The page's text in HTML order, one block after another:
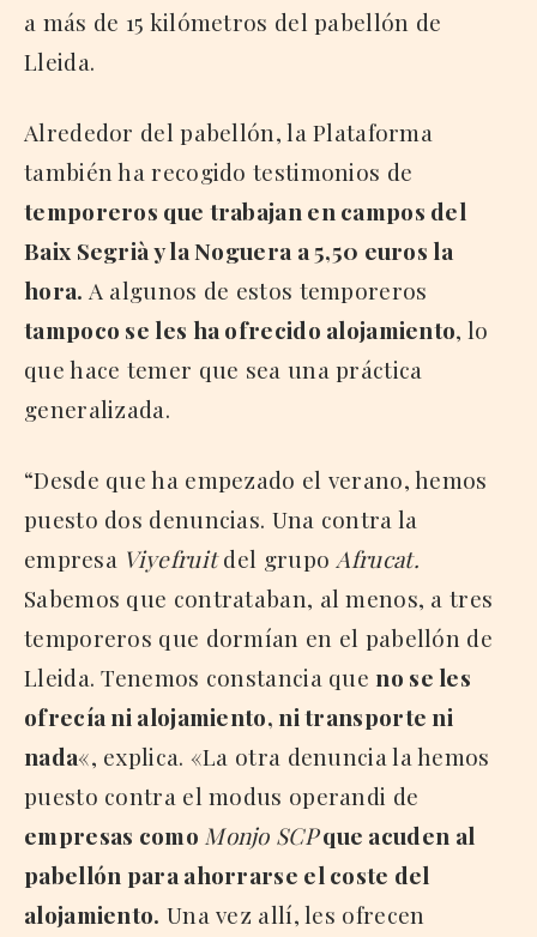
a más de 15 kilómetros del pabellón de
Lleida.
Alrededor del pabellón, la Plataforma
también ha recogido testimonios de
temporeros que trabajan en campos del
Baix Segrià y la Noguera a 5,50 euros la
hora. A algunos de estos temporeros
tampoco se les ha ofrecido alojamiento, lo
que hace temer que sea una práctica
generalizada.
“Desde que ha empezado el verano, hemos
puesto dos denuncias. Una contra la
empresa Viyefruitdel grupoAfrucat.
Sabemos que contrataban, al menos, a tres
temporeros que dormían en el pabellón de
Lleida. Tenemos constancia que no se les
ofrecía ni alojamiento, ni transporte ni
nada«, explica. «La otra denuncia la hemos
puesto contra el modus operandi de
empresas como Monjo SCPque acuden al
pabellón para ahorrarse el coste del
alojamiento. Una vez allí, les ofrecen